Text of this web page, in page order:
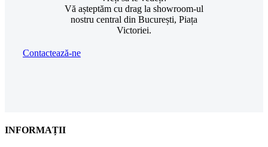
Vă așteptăm cu drag la showroom-ul
nostru central din București, Piața
Victoriei.
Contactează-ne
INFORMAȚII